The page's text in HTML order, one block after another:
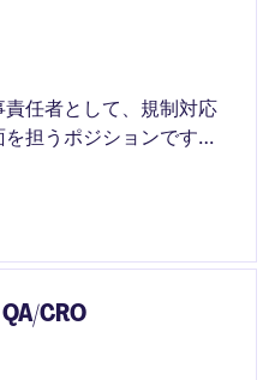
任者として、規制対応
担うポジションです。
構築します。
CRO